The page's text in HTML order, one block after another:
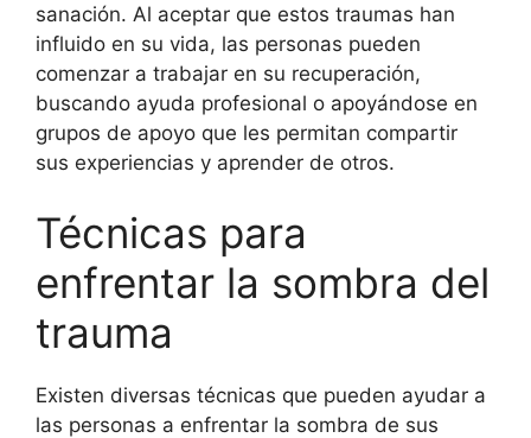
sanación. Al aceptar que estos traumas han
influido en su vida, las personas pueden
comenzar a trabajar en su recuperación,
buscando ayuda profesional o apoyándose en
grupos de apoyo que les permitan compartir
sus experiencias y aprender de otros.
Técnicas para
enfrentar la sombra del
trauma
Existen diversas técnicas que pueden ayudar a
las personas a enfrentar la sombra de sus